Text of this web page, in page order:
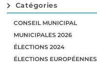
Catégories
CONSEIL MUNICIPAL
MUNICIPALES 2026
ÉLECTIONS 2024
ÉLECTIONS EUROPÉENNES